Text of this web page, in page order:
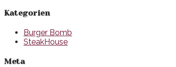
Kategorien
Burger Bomb
SteakHouse
Meta